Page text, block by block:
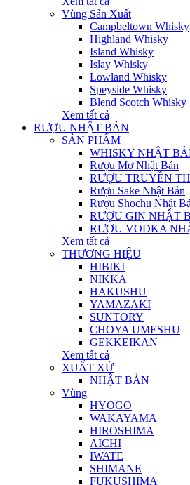
Vùng Sản Xuất
Campbeltown Whisky
Highland Whisky
Island Whisky
Islay Whisky
Lowland Whisky
Speyside Whisky
Blend Scotch Whisky
Xem tất cả
RƯỢU NHẬT BẢN
SẢN PHẨM
WHISKY NHẬT
Rượu Mơ Nhật Bản
RƯỢU TRUYỀN
Rượu Sake Nhật Bản
Rượu Shochu Nhật
RƯỢU GIN NHẬT
RƯỢU VODKA
Xem tất cả
THƯƠNG HIỆU
HIBIKI
NIKKA
HAKUSHU
YAMAZAKI
SUNTORY
CHOYA UMESHU
GEKKEIKAN
Xem tất cả
XUẤT XỨ
NHẬT BẢN
Vùng
HYOGO
WAKAYAMA
HIROSHIMA
AICHI
IWATE
SHIMANE
FUKUSHIMA